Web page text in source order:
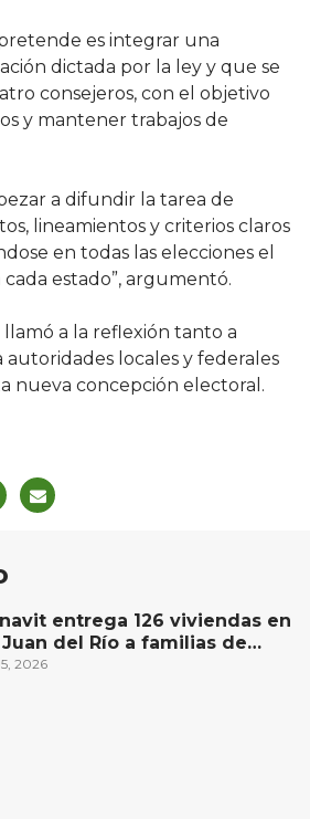
es integrar una
dictada por la ley y que se
consejeros, con el objetivo
y mantener trabajos de
a difundir la tarea de
lineamientos y criterios claros
en todas las elecciones el
estado”, argumentó.
a la reflexión tanto a
autoridades locales y federales
nueva concepción electoral.
entrega 126 viviendas en
Juan del Río a familias de
ingresos
2026